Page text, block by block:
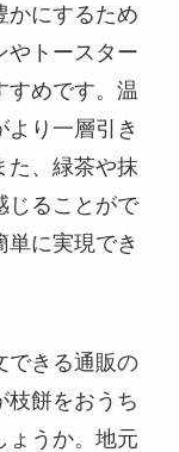
かにするため
やトースター
すめです。温
り一層引き
た、緑茶や抹
じることがで
単に実現でき
できる通販の
枝餅をおうち
ょうか。地元